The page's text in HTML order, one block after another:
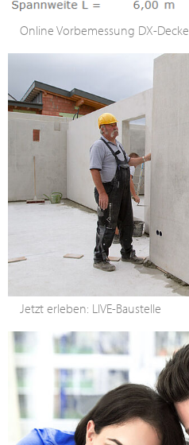
Online Vorbemessung DX-Decke
Jetzt erleben: LIVE-Baustelle